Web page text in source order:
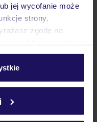
jej wycofanie może
strony.
zgodę na
w zakładkę
cookie znajdziesz